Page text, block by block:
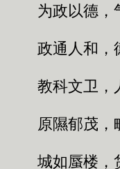
为政以德，气
政通人和，德
教科文卫，人
原隰郁茂，畎
城如蜃楼，货